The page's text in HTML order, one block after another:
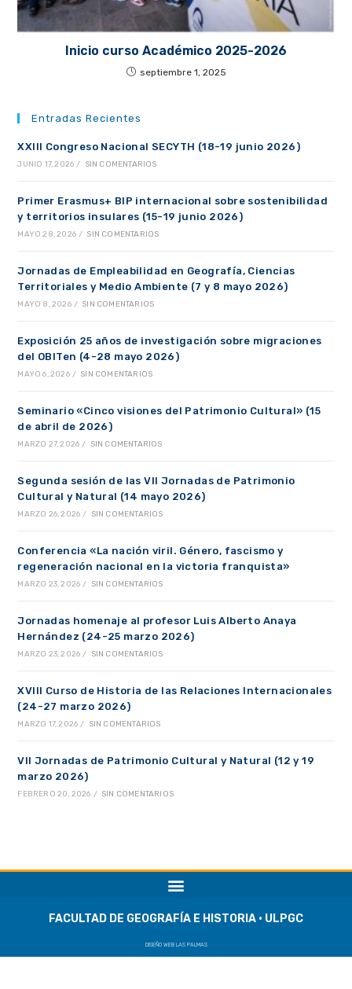
Inicio curso Académico 2025-2026
septiembre 1, 2025
Entradas Recientes
XXIII Congreso Nacional SECYTH (18-19 junio 2026)
JUNIO 17, 2026 / SIN COMENTARIOS
Primer Erasmus+ BIP internacional sobre sostenibilidad
y territorios insulares (15-19 junio 2026)
MAYO 28, 2026 / SIN COMENTARIOS
Jornadas de Empleabilidad en Geografía, Ciencias
Territoriales y Medio Ambiente (7 y 8 mayo 2026)
MAYO 8, 2026 / SIN COMENTARIOS
Exposición 25 años de investigación sobre migraciones
del OBITen (4-28 mayo 2026)
MAYO 6, 2026 / SIN COMENTARIOS
Seminario «Cinco visiones del Patrimonio Cultural» (15
de abril de 2026)
MARZO 27, 2026 / SIN COMENTARIOS
Segunda sesión de las VII Jornadas de Patrimonio
Cultural y Natural (14 mayo 2026)
MARZO 26, 2026 / SIN COMENTARIOS
Conferencia «La nación viril. Género, fascismo y
regeneración nacional en la victoria franquista»
MARZO 23, 2026 / SIN COMENTARIOS
Jornadas homenaje al profesor Luis Alberto Anaya
Hernández (24-25 marzo 2026)
MARZO 23, 2026 / SIN COMENTARIOS
XVIII Curso de Historia de las Relaciones Internacionales
(24-27 marzo 2026)
MARZO 17, 2026 / SIN COMENTARIOS
VII Jornadas de Patrimonio Cultural y Natural (12 y 19
marzo 2026)
FEBRERO 20, 2026 / SIN COMENTARIOS
FACULTAD DE GEOGRAFÍA E HISTORIA · ULPGC
DISEÑO WEB LAS PALMAS